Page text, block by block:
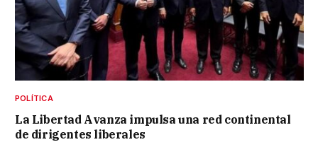
POLÍTICA
La Libertad Avanza impulsa una red continental
de dirigentes liberales